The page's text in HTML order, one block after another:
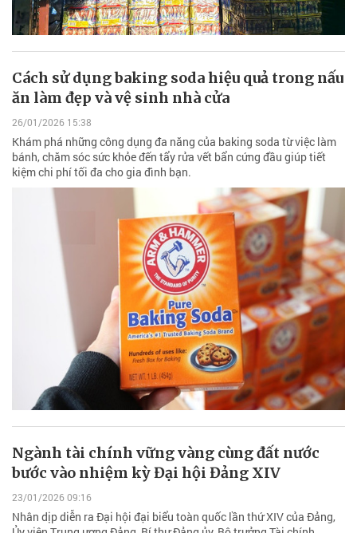
Cách sử dụng baking soda hiệu quả trong nấu
ăn làm đẹp và vệ sinh nhà cửa
26/01/2026 15:38
Khám phá những công dụng đa năng của baking soda từ việc làm
bánh, chăm sóc sức khỏe đến tẩy rửa vết bẩn cứng đầu giúp tiết
kiệm chi phí tối đa cho gia đình bạn.
Ngành tài chính vững vàng cùng đất nước
bước vào nhiệm kỳ Đại hội Đảng XIV
23/01/2026 09:16
Nhân dịp diễn ra Đại hội đại biểu toàn quốc lần thứ XIV của Đảng,